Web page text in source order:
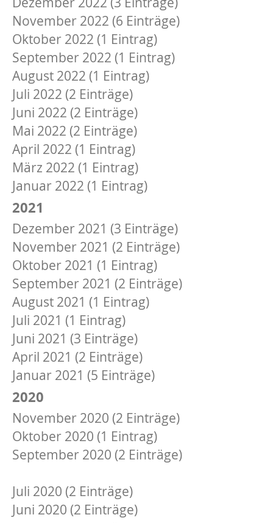
November 2022 (6 Einträge)
Oktober 2022 (1 Eintrag)
September 2022 (1 Eintrag)
August 2022 (1 Eintrag)
Juli 2022 (2 Einträge)
Juni 2022 (2 Einträge)
Mai 2022 (2 Einträge)
April 2022 (1 Eintrag)
März 2022 (1 Eintrag)
Januar 2022 (1 Eintrag)
2021
Dezember 2021 (3 Einträge)
November 2021 (2 Einträge)
Oktober 2021 (1 Eintrag)
September 2021 (2 Einträge)
August 2021 (1 Eintrag)
Juli 2021 (1 Eintrag)
Juni 2021 (3 Einträge)
April 2021 (2 Einträge)
Januar 2021 (5 Einträge)
2020
November 2020 (2 Einträge)
Oktober 2020 (1 Eintrag)
September 2020 (2 Einträge)
Juli 2020 (2 Einträge)
Juni 2020 (2 Einträge)